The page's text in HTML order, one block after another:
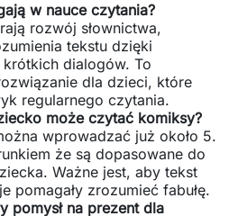
w nauce czytania?
rozwój słownictwa,
tekstu dzięki
krótkich dialogów. To
dla dzieci, które
regularnego czytania.
może czytać komiksy?
wprowadzać już około 5.
że są dopasowane do
Ważne jest, aby tekst
pomagały zrozumieć fabułę.
pomysł na prezent dla